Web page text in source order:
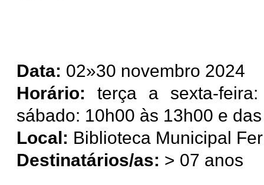
Data: 02»30 novembro 2024
Horário: terça a sexta-
sábado: 10h00 às 13h00 e
Local: Biblioteca Municipal
Destinatários/as: > 07 anos